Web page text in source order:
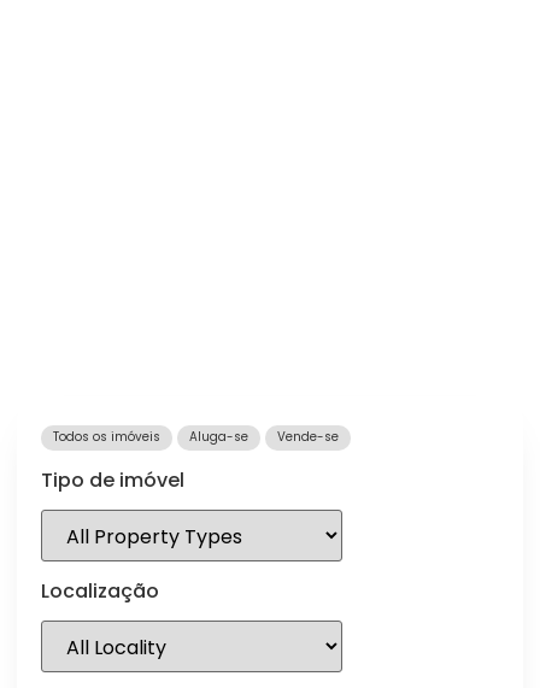
Todos os imóveis Aluga-se Vende-se
Tipo de imóvel
Localização